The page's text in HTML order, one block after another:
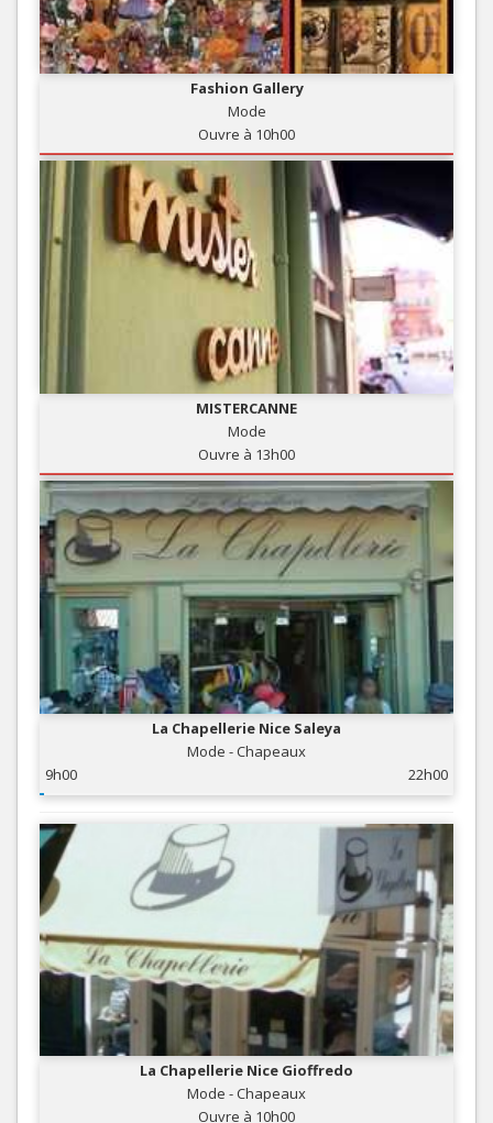
Fashion Gallery
Mode
Ouvre à 10h00
MISTERCANNE
Mode
Ouvre à 13h00
La Chapellerie Nice Saleya
Mode - Chapeaux
9h00
22h00
La Chapellerie Nice Gioffredo
Mode - Chapeaux
Ouvre à 10h00